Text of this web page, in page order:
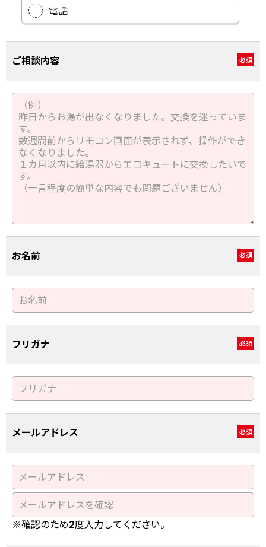
電話
ご相談内容 必須
お名前 必須
フリガナ 必須
メールアドレス 必須
※確認のため2度入力してください。